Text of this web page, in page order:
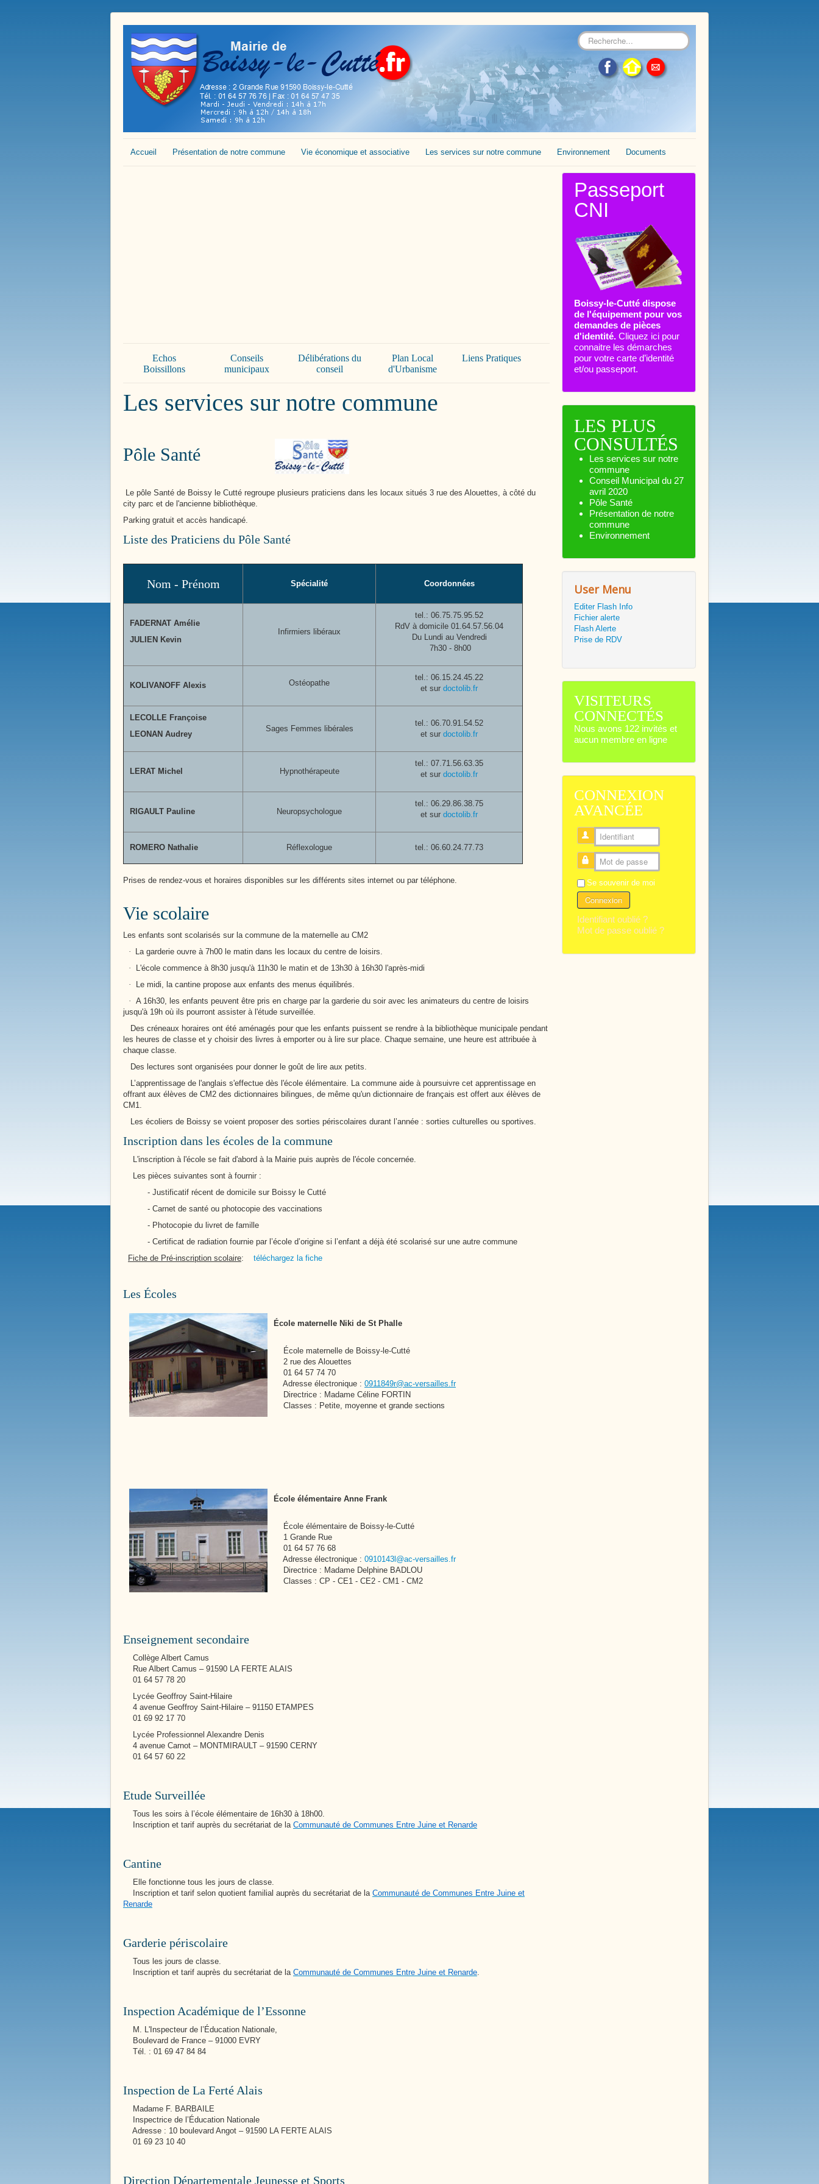
Rechercher
Accueil Présentation de notre commune Vie économique et associative Les services sur notre commune Environnement Documents
Bienvenue à
Boissy le Cutté
Bienvenue à
Boissy le Cutté
Notre Histoire
La Mare Aux Roches
Notre Patrimoine
Ecole / Ancienne Mairie
Nos Services Communaux
Ecole / Ancienne Mairie
Nos Services Communaux
Ecole Anne Frank
Maternelle Niki de St Phalle
Nos Services Communaux
Echos
Boissillons
Conseils
municipaux
Délibérations du
conseil
Plan Local
d'Urbanisme
Liens Pratiques
Les services sur notre commune
Pôle Santé
Le pôle Santé de Boissy le Cutté regroupe plusieurs praticiens dans les locaux situés 3 rue des Alouettes, à côté du
city parc et de l'ancienne bibliothèque.
Parking gratuit et accès handicapé.
Liste des Praticiens du Pôle Santé
Nom - Prénom Spécialité Coordonnées
FADERNAT Amélie
JULIEN Kevin
Infirmiers libéraux
tel.: 06.75.75.95.52
RdV à domicile 01.64.57.56.04
Du Lundi au Vendredi
7h30 - 8h00
KOLIVANOFF Alexis Ostéopathe
tel.: 06.15.24.45.22
et sur doctolib.fr
LECOLLE Françoise
LEONAN Audrey
Sages Femmes libérales
tel.: 06.70.91.54.52
et sur doctolib.fr
LERAT Michel Hypnothérapeute
tel.: 07.71.56.63.35
et sur doctolib.fr
RIGAULT Pauline Neuropsychologue
tel.: 06.29.86.38.75
et sur doctolib.fr
ROMERO Nathalie Réflexologue tel.: 06.60.24.77.73
Prises de rendez-vous et horaires disponibles sur les différents sites internet ou par téléphone.
Vie scolaire
Les enfants sont scolarisés sur la commune de la maternelle au CM2
·
La garderie ouvre à 7h00 le matin dans les locaux du centre de loisirs.
·
L'école commence à 8h30 jusqu'à 11h30 le matin et de 13h30 à 16h30 l'après-midi
·
Le midi, la cantine propose aux enfants des menus équilibrés.
· A 16h30, les enfants peuvent être pris en charge par la garderie du soir avec les animateurs du centre de loisirs
jusqu'à 19h où ils pourront assister à l'étude surveillée.
Des créneaux horaires ont été aménagés pour que les enfants puissent se rendre à la bibliothèque municipale pendant
les heures de classe et y choisir des livres à emporter ou à lire sur place. Chaque semaine, une heure est attribuée à
chaque classe.
Des lectures sont organisées pour donner le goût de lire aux petits.
L’apprentissage de l'anglais s'effectue dès l'école élémentaire. La commune aide à poursuivre cet apprentissage en
offrant aux élèves de CM2 des dictionnaires bilingues, de même qu'un dictionnaire de français est offert aux élèves de
CM1.
Les écoliers de Boissy se voient proposer des sorties périscolaires durant l’année : sorties culturelles ou sportives.
Inscription dans les écoles de la commune
L'inscription à l'école se fait d'abord à la Mairie puis auprès de l'école concernée.
Les pièces suivantes sont à fournir :
- Justificatif récent de domicile sur Boissy le Cutté
- Carnet de santé ou photocopie des vaccinations
- Photocopie du livret de famille
- Certificat de radiation fournie par l’école d’origine si l’enfant a déjà été scolarisé sur une autre commune
Fiche de Pré-inscription scolaire: téléchargez la fiche
Les Écoles
École maternelle Niki de St Phalle
École maternelle de Boissy-le-Cutté
2 rue des Alouettes
01 64 57 74 70
Adresse électronique : 0911849r@ac-versailles.fr
Directrice : Madame Céline FORTIN
Classes : Petite, moyenne et grande sections
École élémentaire Anne Frank
École élémentaire de Boissy-le-Cutté
1 Grande Rue
01 64 57 76 68
Adresse électronique : 0910143l@ac-versailles.fr
Directrice : Madame Delphine BADLOU
Classes : CP - CE1 - CE2 - CM1 - CM2
Enseignement secondaire
Collège Albert Camus
Rue Albert Camus – 91590 LA FERTE ALAIS
01 64 57 78 20
Lycée Geoffroy Saint-Hilaire
4 avenue Geoffroy Saint-Hilaire – 91150 ETAMPES
01 69 92 17 70
Lycée Professionnel Alexandre Denis
4 avenue Carnot – MONTMIRAULT – 91590 CERNY
01 64 57 60 22
Etude Surveillée
Tous les soirs à l’école élémentaire de 16h30 à 18h00.
Inscription et tarif auprès du secrétariat de la Communauté de Communes Entre Juine et Renarde
Cantine
Elle fonctionne tous les jours de classe.
Inscription et tarif selon quotient familial auprès du secrétariat de la Communauté de Communes Entre Juine et
Renarde
Garderie périscolaire
Tous les jours de classe.
Inscription et tarif auprès du secrétariat de la Communauté de Communes Entre Juine et Renarde.
Inspection Académique de l’Essonne
M. L'Inspecteur de l’Éducation Nationale,
Boulevard de France – 91000 EVRY
Tél. : 01 69 47 84 84
Inspection de La Ferté Alais
Madame F. BARBAILE
Inspectrice de l’Éducation Nationale
Adresse : 10 boulevard Angot – 91590 LA FERTE ALAIS
01 69 23 10 40
Direction Départementale Jeunesse et Sports
Passeport
CNI
Boissy-le-Cutté dispose
de l'équipement pour vos
demandes de pièces
d'identité. Cliquez ici pour
connaitre les démarches
pour votre carte d’identité
et/ou passeport.
LES PLUS
CONSULTÉS
Les services sur notre
commune
Conseil Municipal du 27
avril 2020
Pôle Santé
Présentation de notre
commune
Environnement
User Menu
Editer Flash Info
Fichier alerte
Flash Alerte
Prise de RDV
VISITEURS
CONNECTÉS
Nous avons 122 invités et
aucun membre en ligne
CONNEXION
AVANCÉE
Identifiant
Mot de passe
Se souvenir de moi
Connexion
Identifiant oublié ?
Mot de passe oublié ?